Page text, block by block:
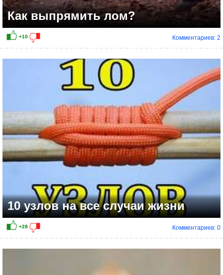
Как выпрямить лом?
Комментариев: 2
10 узлов на все случаи жизни
Комментариев: 0